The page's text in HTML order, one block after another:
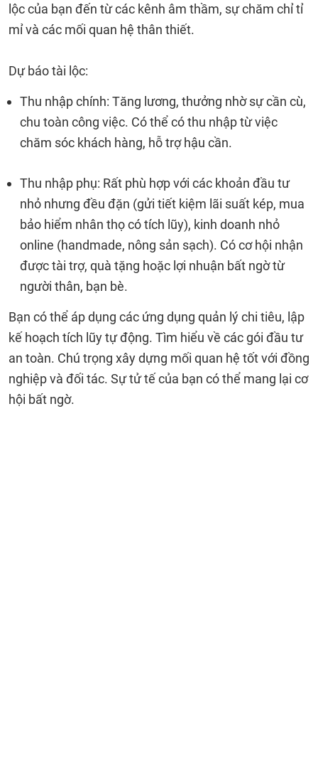
lộc của bạn đến từ các kênh âm thầm, sự chăm chỉ tỉ
mỉ và các mối quan hệ thân thiết.
Dự báo tài lộc:
Thu nhập chính: Tăng lương, thưởng nhờ sự cần cù,
chu toàn công việc. Có thể có thu nhập từ việc
chăm sóc khách hàng, hỗ trợ hậu cần.
Thu nhập phụ: Rất phù hợp với các khoản đầu tư
nhỏ nhưng đều đặn (gửi tiết kiệm lãi suất kép, mua
bảo hiểm nhân thọ có tích lũy), kinh doanh nhỏ
online (handmade, nông sản sạch). Có cơ hội nhận
được tài trợ, quà tặng hoặc lợi nhuận bất ngờ từ
người thân, bạn bè.
Bạn có thể áp dụng các ứng dụng quản lý chi tiêu, lập
kế hoạch tích lũy tự động. Tìm hiểu về các gói đầu tư
an toàn. Chú trọng xây dựng mối quan hệ tốt với đồng
nghiệp và đối tác. Sự tử tế của bạn có thể mang lại cơ
hội bất ngờ.